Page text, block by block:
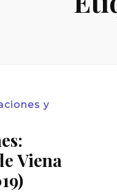
y
Viena